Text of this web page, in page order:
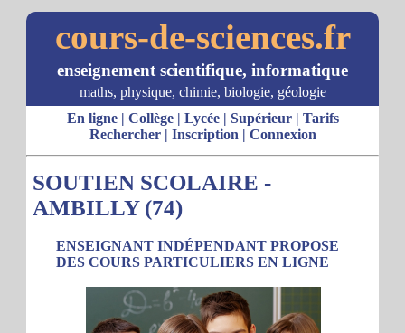
cours-de-sciences.fr
enseignement scientifique, informatique
maths, physique, chimie, biologie, géologie
En ligne| Collège| Lycée| Supérieur| Tarifs
Rechercher| Inscription | Connexion
SOUTIEN SCOLAIRE -
AMBILLY (74)
ENSEIGNANT INDÉPENDANT PROPOSE
DES COURS PARTICULIERS EN LIGNE